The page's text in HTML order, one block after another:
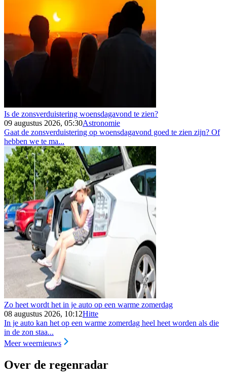
Is de zonsverduistering woensdagavond te zien?
09 augustus 2026, 05:30Astronomie
Gaat de zonsverduistering op woensdagavond goed te zien zijn? Of
hebben we te ma...
Zo heet wordt het in je auto op een warme zomerdag
08 augustus 2026, 10:12Hitte
In je auto kan het op een warme zomerdag heel heet worden als die
in de zon staa...
Meer weernieuws
Over de regenradar